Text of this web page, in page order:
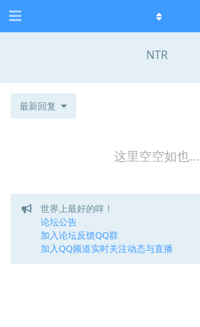
NTR
最新回复
这里空空如也...
世界上最好的咩！
论坛公告
加入论坛反馈QQ群
加入QQ频道实时关注动态与直播